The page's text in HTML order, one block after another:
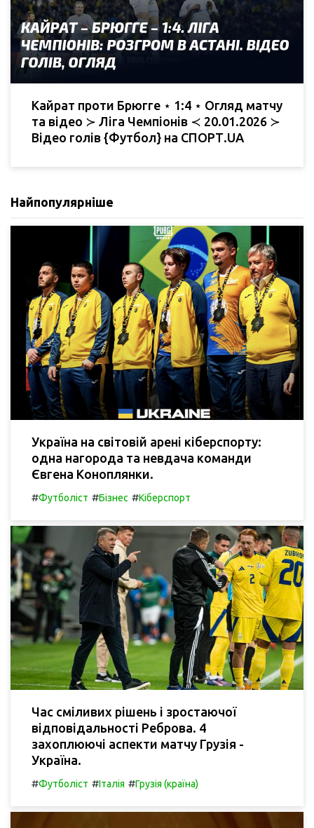
Кайрат проти Брюгге ⋆ 1:4 ⋆ Огляд матчу
та відео ≻ Ліга Чемпіонів ≺ 20.01.2026 ≻
Відео голів {Футбол} на СПОРТ.UA
Найпопулярніше
Україна на світовій арені кіберспорту:
одна нагорода та невдача команди
Євгена Коноплянки.
#Футболіст #Бізнес #Кіберспорт
Час сміливих рішень і зростаючої
відповідальності Реброва. 4
захоплюючі аспекти матчу Грузія -
Україна.
#Футболіст #Італія #Грузія (країна)